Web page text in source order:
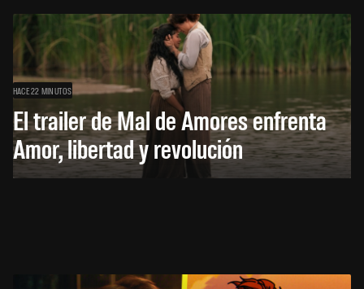
HACE 22 MINUTOS
El trailer de Mal de Amores enfrenta
Amor, libertad y revolución